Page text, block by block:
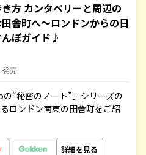
方 カンタベリーと周辺の
舎町へ～ロンドンからの日
ぽガイド♪
発売
“秘密のノート”」シリーズの
ロンドン南東の田舎町をご紹
詳細を見る